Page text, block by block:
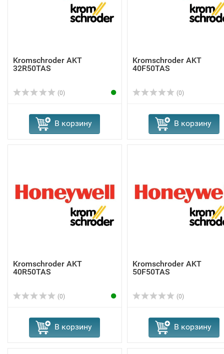
Kromschroder AKT
32R50TAS
(0)
В корзину
Kromschroder AKT
40F50TAS
(0)
В корзину
Kromschroder AKT
40R50TAS
(0)
В корзину
Kromschroder AKT
50F50TAS
(0)
В корзину